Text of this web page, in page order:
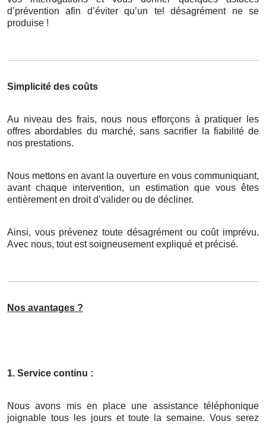
d’prévention afin d’éviter qu’un tel désagrément ne se
produise !
Simplicité des coûts
Au niveau des frais, nous nous efforçons à pratiquer les
offres abordables du marché, sans sacrifier la fiabilité de
nos prestations.
Nous mettons en avant la ouverture en vous communiquant,
avant chaque intervention, un estimation que vous êtes
entièrement en droit d’valider ou de décliner.
Ainsi, vous prévenez toute désagrément ou coût imprévu.
Avec nous, tout est soigneusement expliqué et précisé.
Nos avantages ?
1. Service continu :
Nous avons mis en place une assistance téléphonique
joignable tous les jours et toute la semaine. Vous serez